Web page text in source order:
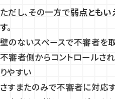
ただし、その一方で弱点ともい
す。
壁のないスペースで不審者を
不審者側からコントロールさ
りやすい
さすまたのみで不審者に対応